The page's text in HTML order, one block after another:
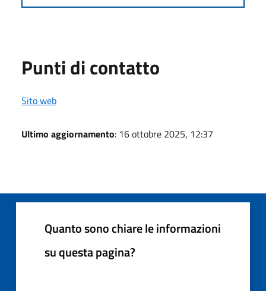
Punti di contatto
Sito web
Ultimo aggiornamento: 16 ottobre 2025, 12:37
Quanto sono chiare le informazioni
su questa pagina?